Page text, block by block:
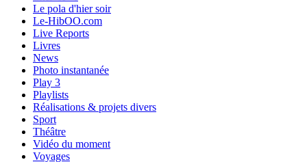
Le pola d'hier soir
Le-HibOO.com
Live Reports
Livres
News
Photo instantanée
Play 3
Playlists
Réalisations & projets divers
Sport
Théâtre
Vidéo du moment
Voyages